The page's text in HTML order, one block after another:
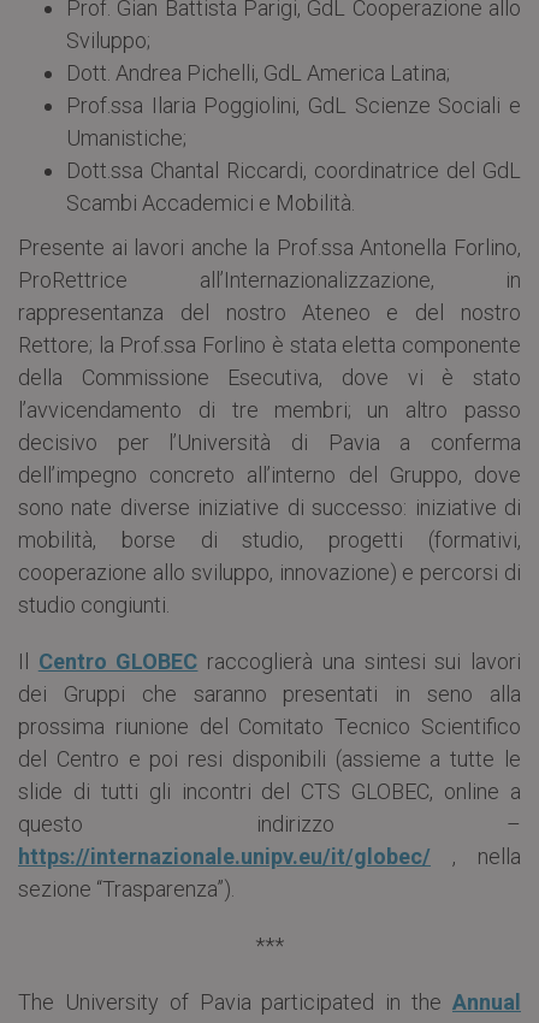
Prof. Gian Battista Parigi, GdL Cooperazione allo
Sviluppo;
Dott. Andrea Pichelli, GdL America Latina;
Prof.ssa Ilaria Poggiolini, GdL Scienze Sociali e
Umanistiche;
Dott.ssa Chantal Riccardi, coordinatrice del GdL
Scambi Accademici e Mobilità.
Presente ai lavori anche la Prof.ssa Antonella Forlino,
ProRettrice all’Internazionalizzazione, in
rappresentanza del nostro Ateneo e del nostro
Rettore; la Prof.ssa Forlino è stata eletta componente
della Commissione Esecutiva, dove vi è stato
l’avvicendamento di tre membri; un altro passo
decisivo per l’Università di Pavia a conferma
dell’impegno concreto all’interno del Gruppo, dove
sono nate diverse iniziative di successo: iniziative di
mobilità, borse di studio, progetti (formativi,
cooperazione allo sviluppo, innovazione) e percorsi di
studio congiunti.
Il Centro GLOBEC raccoglierà una sintesi sui lavori
dei Gruppi che saranno presentati in seno alla
prossima riunione del Comitato Tecnico Scientifico
del Centro e poi resi disponibili (assieme a tutte le
slide di tutti gli incontri del CTS GLOBEC, online a
questo indirizzo –
https://internazionale.unipv.eu/it/globec/ , nella
sezione “Trasparenza”).
***
The University of Pavia participated in the Annual